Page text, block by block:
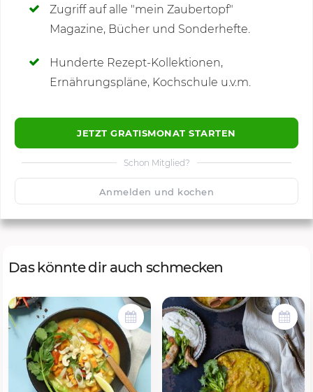
Zugriff auf alle "mein Zaubertopf"
Magazine, Bücher und Sonderhefte.
Hunderte Rezept-Kollektionen,
Ernährungspläne, Kochschule u.v.m.
JETZT GRATISMONAT STARTEN
Schon Mitglied?
Anmelden und kochen
Kommentare
🙂 1500 Speichern
Das könnte dir auch schmecken